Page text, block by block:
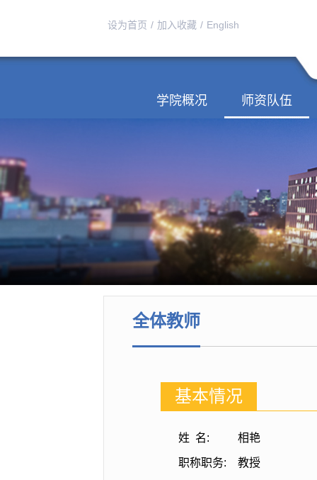
设为首页 / 加入收藏 / English
学院概况 师资队伍
全体教师
基本情况
姓 名: 相艳
职称职务: 教授